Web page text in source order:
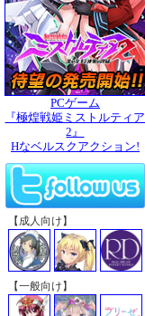
PCゲーム
『極煌戦姫ミストルティア
2』
Hなベルスクアクション!
【成人向け】
【一般向け】